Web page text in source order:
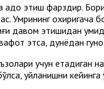
адо этиш фарздир.
охиригача
давом этишидан
этса, дунёдан
учун етадиган
уйланишни кейинга